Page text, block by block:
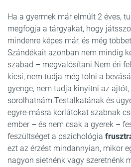
Ha a gyermek már elmúlt 2 éves,
megfogja a tárgyakat, hogy
mindenre képes már, és még
Szándékait azonban nem mindig
szabad – megvalósítani.Nem éri
kicsi, nem tudja még tolni a
gyenge, nem tudja kinyitni az
sorolhatnám.Testalkatának és
egyre-másra korlátokat szabnak
ember – és nem csak a gyerek –
feszültséget a pszichológia
ezt az érzést mindannyian, mikor
nagyon sietnénk vagy szeretnénk